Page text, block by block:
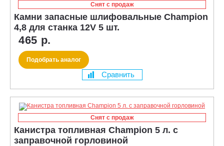
Снят с продаж
Камни запасные шлифовальные Champion
4,8 для станка 12V 5 шт.
465 р.
Подобрать аналог
Сравнить
Снят с продаж
Канистра топливная Champion 5 л. с
заправочной горловиной